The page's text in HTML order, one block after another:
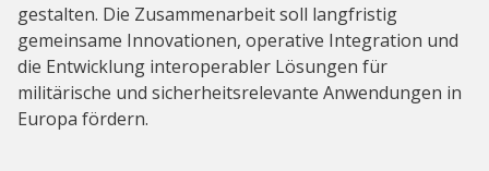
gestalten. Die Zusammenarbeit soll langfristig
gemeinsame Innovationen, operative Integration und
die Entwicklung interoperabler Lösungen für
militärische und sicherheitsrelevante Anwendungen in
Europa fördern.